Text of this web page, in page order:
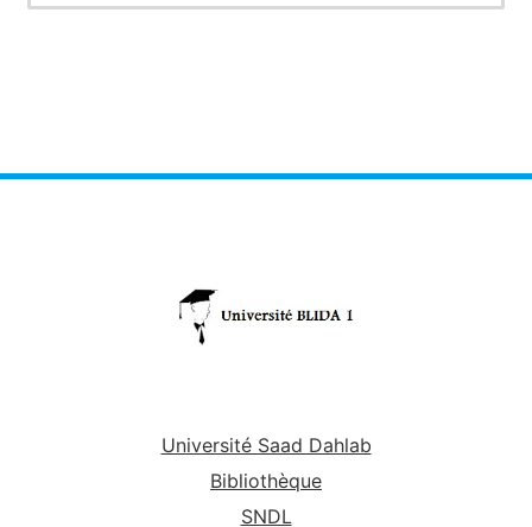
Université Saad Dahlab
Bibliothèque
SNDL